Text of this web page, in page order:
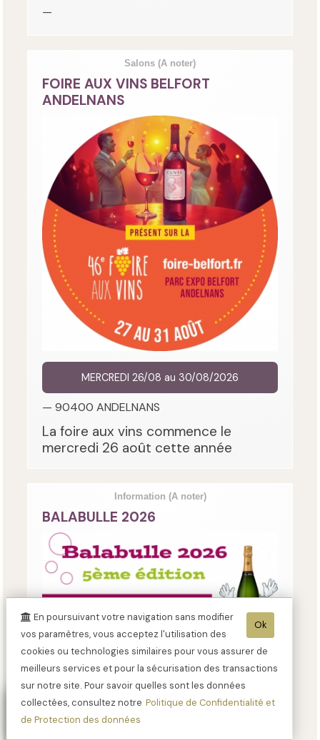
—
Salons (A noter)
FOIRE AUX VINS BELFORT
ANDELNANS
MERCREDI 26/08 au 30/08/2026
— 90400 ANDELNANS
La foire aux vins commence le
mercredi 26 août cette année
Information (A noter)
BALABULLE 2026
Le DIMANCHE 27/09
Ok
En poursuivant votre navigation sans modifier
vos paramètres, vous acceptez l'utilisation des
cookies ou technologies similaires pour vous assurer de
meilleurs services et pour la sécurisation des transactions
sur notre site. Pour savoir quelles sont les données
collectées, consultez notre Politique de Confidentialité et
de Protection des données